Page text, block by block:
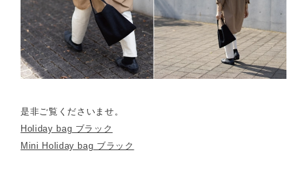
是非ご覧くださいませ。
Holiday bag ブラック
Mini Holiday bag ブラック